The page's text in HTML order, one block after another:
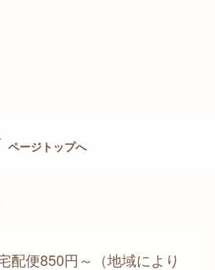
ページトップへ
配便850円～（地域により